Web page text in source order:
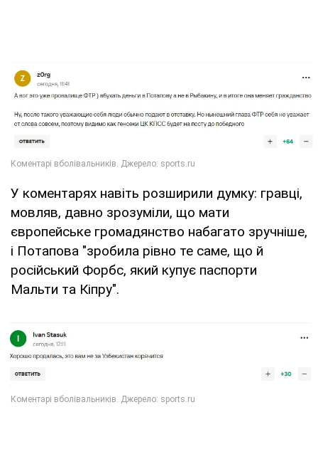
У коментарях навіть розширили думку: гравці,
мовляв, давно зрозуміли, що мати
європейське громадянство набагато зручніше,
і Потапова "зробила рівно те саме, що й
російський Форбс, який купує паспорти
Мальти та Кіпру".